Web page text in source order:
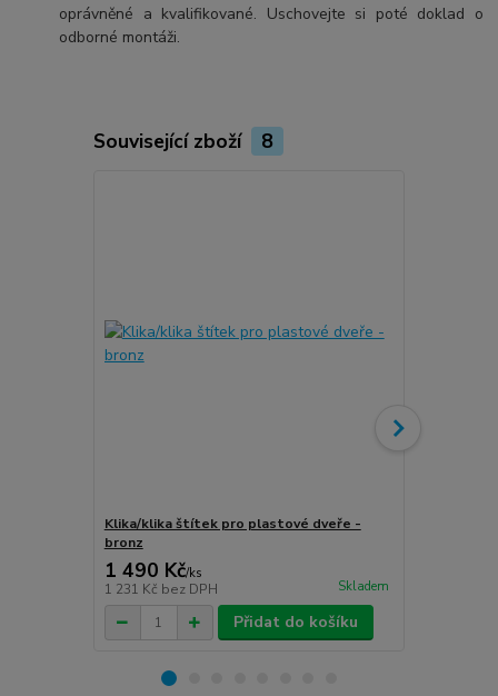
oprávněné a kvalifikované. Uschovejte si poté doklad o
odborné montáži.
Související zboží 8
Klika/klika štítek pro plastové dveře -
bronz
1 490 Kč/ks
1 231 Kč bez DPH Skladem
Přidat do košíku